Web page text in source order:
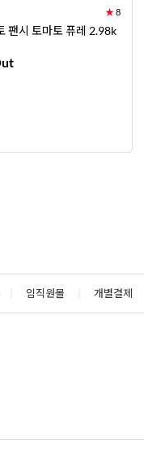
★8
팬시 토마토 퓨레 2.98k
임직원몰 개별결제